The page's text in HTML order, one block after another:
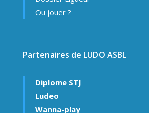
Ou jouer ?
Partenaires de LUDO ASBL
Diplome STJ
Ludeo
Wanna-play